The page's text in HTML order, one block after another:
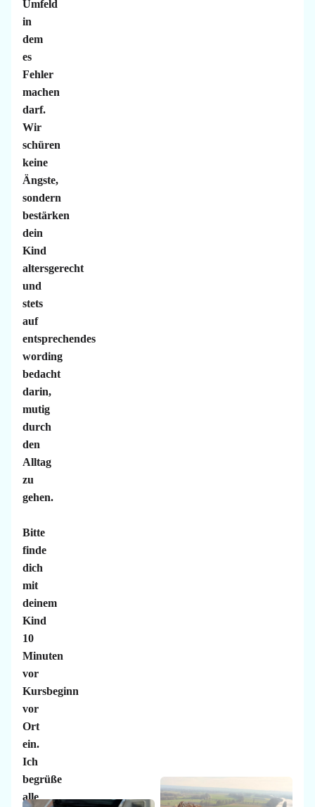
Umfeld
in
dem
es
Fehler
machen
darf.
Wir
schüren
keine
Ängste,
sondern
bestärken
dein
Kind
altersgerecht
und
stets
auf
entsprechendes
wording
bedacht
darin,
mutig
durch
den
Alltag
zu
gehen.
Bitte
finde
dich
mit
deinem
Kind
10
Minuten
vor
Kursbeginn
vor
Ort
ein.
Ich
begrüße
alle